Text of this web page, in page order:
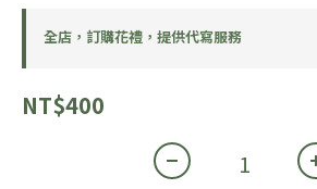
全店，訂購花禮，提供代寫服務
NT$400